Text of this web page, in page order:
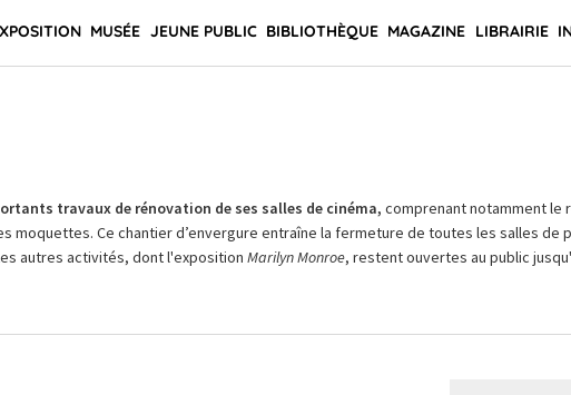
MUSÉE JEUNE PUBLIC BIBLIOTHÈQUE MAGAZINE LIBRAIRIE
travaux de rénovation de ses salles de cinéma, comprenant notamment le
moquettes. Ce chantier d’envergure entraîne la fermeture de toutes les salles de
autres activités, dont l'exposition Marilyn Monroe, restent ouvertes au public